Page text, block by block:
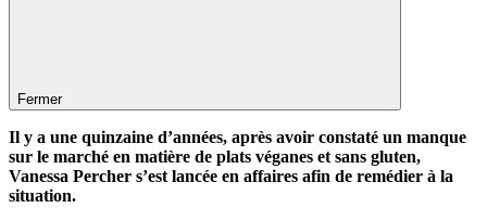
Fermer
Il y a une quinzaine d’années, après avoir constaté un manque
sur le marché en matière de plats véganes et sans gluten,
Vanessa Percher s’est lancée en affaires afin de remédier à la
situation.